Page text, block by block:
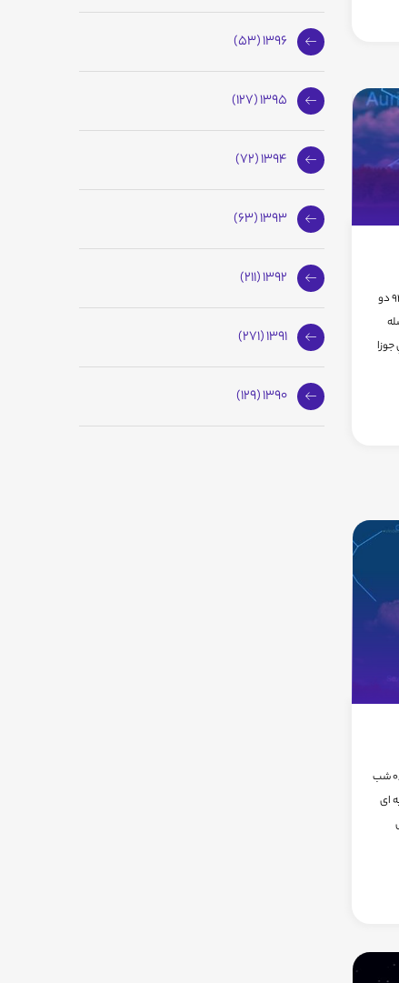
در بامداد روز چهارشنبه دوم مرداد ماه سال 92 دو
شامگاه دوشنبه 31 تیر ماه 1392، ساعت 08:30 شب
ای
1396 (53)
1395 (127)
1394 (72)
1393 (63)
1392 (211)
1391 (271)
1390 (129)